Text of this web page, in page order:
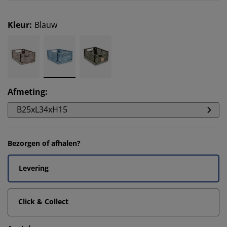
Kleur: Blauw
Afmeting:
B25xL34xH15
Bezorgen of afhalen?
Levering
Click & Collect